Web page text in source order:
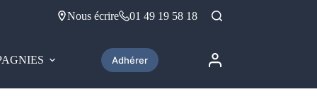
Nous écrire 01 49 19 58 18
Adhérer